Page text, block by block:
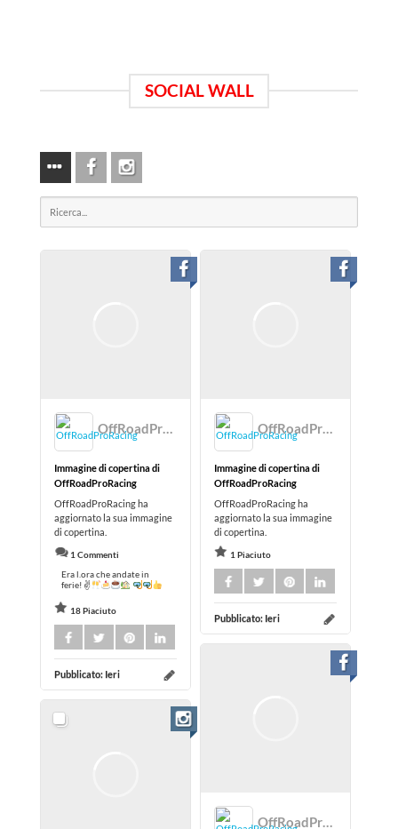
SOCIAL WALL
Immagine di copertina di
OffRoadProRacing
OffRoadProRacing ha
aggiornato la sua immagine
di copertina.
1 Commenti
Era l.ora che andate in
ferie! ✌
18 Piaciuto
Pubblicato: Ieri
Immagine di copertina di
OffRoadProRacing
OffRoadProRacing ha
aggiornato la sua immagine
di copertina.
1 Piaciuto
Pubblicato: Ieri